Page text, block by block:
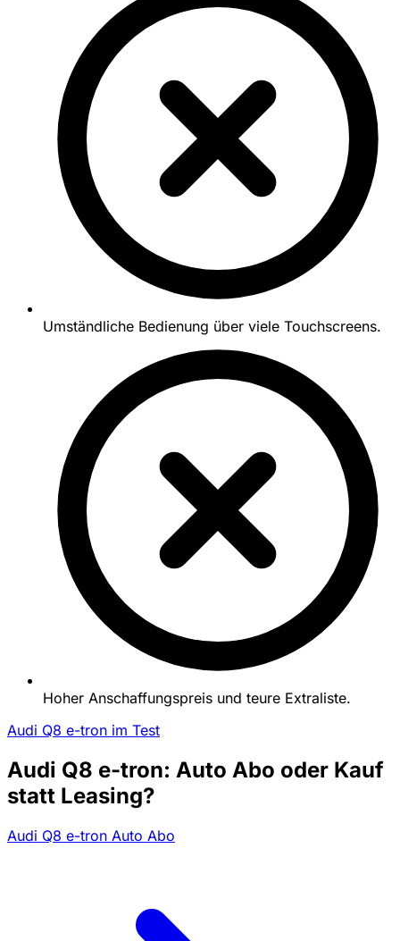
Umständliche Bedienung über viele Touchscreens.
Hoher Anschaffungspreis und teure Extraliste.
Audi Q8 e-tron im Test
Audi Q8 e-tron: Auto Abo oder Kauf
statt Leasing?
Audi Q8 e-tron Auto Abo